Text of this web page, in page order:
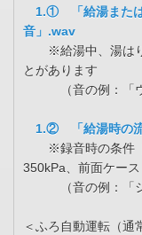
1.① 「給湯または
音」.wav
※給湯中、湯はり
とがあります
（音の例：「ウ
1.② 「給湯時の
※録音時の条件［
350kPa、前面ケース
（音の例：「シ
＜ふろ自動運転（通